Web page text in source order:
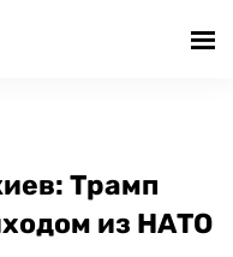
Трамп
из НАТО